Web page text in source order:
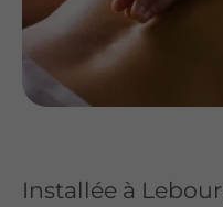
Installée à